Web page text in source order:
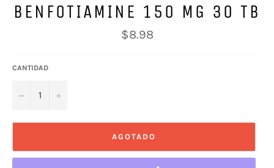
BENFOTIAMINE 150 MG 30 TB
Precio
habitual
$8.98
CANTIDAD
− +
AGOTADO